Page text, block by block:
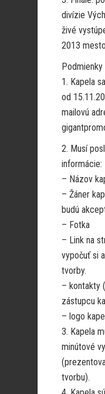
divízie
živé
2013
1. Kapela
od
mailovú
2. Musí
informácie:
– Názov
– Žáner
budú
– Fotka
– Link na
vypočuť si
tvorby.
– kontakty
zástupcu
– logo
3. Kapela
minútové
tvorbu).